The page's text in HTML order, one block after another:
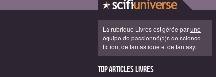
La rubrique Livres est gérée parune
équipe de passionné(e)s de science-
fiction, de fantastique et de fantasy.
Top articles Livres